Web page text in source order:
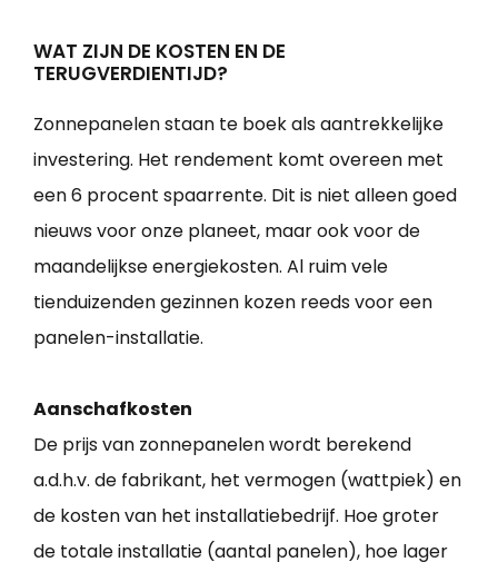
WAT ZIJN DE KOSTEN EN DE
TERUGVERDIENTIJD?
Zonnepanelen staan te boek als aantrekkelijke
investering. Het rendement komt overeen met
een 6 procent spaarrente. Dit is niet alleen goed
nieuws voor onze planeet, maar ook voor de
maandelijkse energiekosten. Al ruim vele
tienduizenden gezinnen kozen reeds voor een
panelen-installatie.
Aanschafkosten
De prijs van zonnepanelen wordt berekend
a.d.h.v. de fabrikant, het vermogen (wattpiek) en
de kosten van het installatiebedrijf. Hoe groter
de totale installatie (aantal panelen), hoe lager